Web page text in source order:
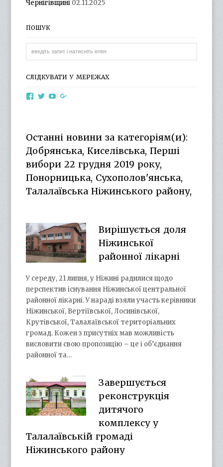
Чернігівщині 02.11.2025
ПОШУК
СЛІДКУВАТИ У МЕРЕЖАХ
ViewViewView
YouTube
Останні новини за категоріям(и):
Добрянська, Киселівська, Перші
вибори 22 грудня 2019 року,
Понорницька, Сухополов'янська,
Талалаївська Ніжинського району,
Вирішується доля
Ніжинської
районної лікарні
У середу, 21 липня, у Ніжині радилися щодо
перспектив існування Ніжинської центральної
районної лікарні. У нараді взяли участь керівники
Ніжинської, Вертіївської, Лосинівської,
Крутівської, Талалаївської територіальних
громад. Кожен з присутніх мав можливість
висловити свою пропозицію – це і об’єднання
районної та…
Завершується
реконструкція
дитячого
комплексу у
Талалаївській громаді
Ніжинського району